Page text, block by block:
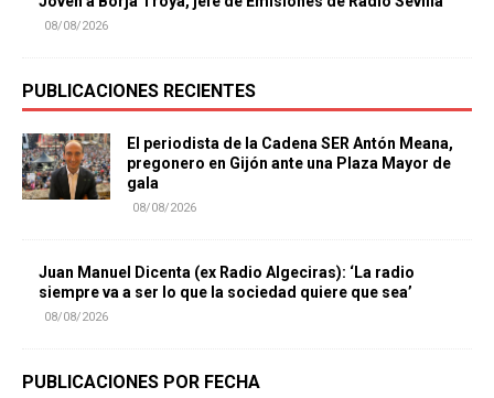
08/08/2026
PUBLICACIONES RECIENTES
El periodista de la Cadena SER Antón Meana,
pregonero en Gijón ante una Plaza Mayor de
gala
08/08/2026
Juan Manuel Dicenta (ex Radio Algeciras): ‘La radio
siempre va a ser lo que la sociedad quiere que sea’
08/08/2026
PUBLICACIONES POR FECHA